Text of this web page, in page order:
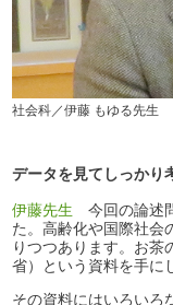
社会科／伊藤 もゆる先生
データを見てしっかり
伊藤先生 今回の論述
た。高齢化や国際社会
りつつあります。お茶
省）という資料を手に
その資料にはいろいろ